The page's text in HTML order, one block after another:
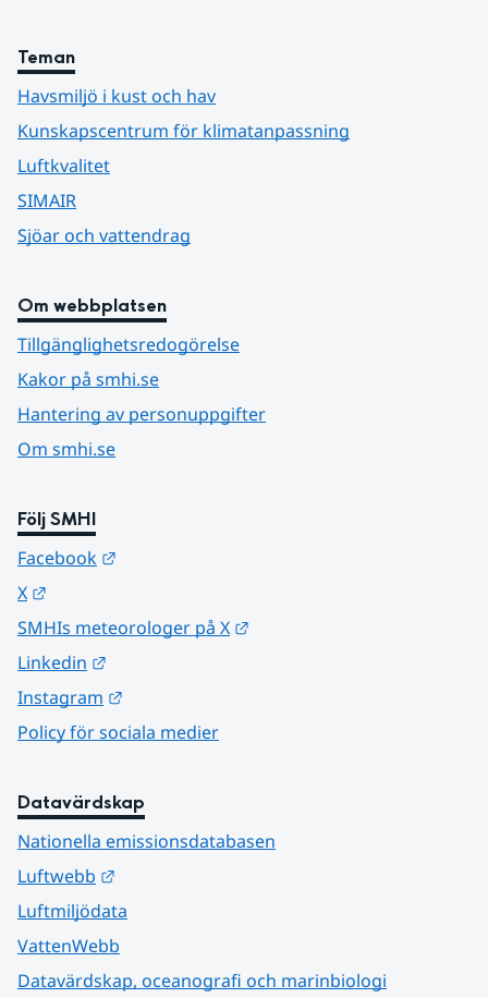
Teman
Havsmiljö i kust och hav
Kunskapscentrum för klimatanpassning
Luftkvalitet
SIMAIR
Sjöar och vattendrag
Om webbplatsen
Tillgänglighetsredogörelse
Kakor på smhi.se
Hantering av personuppgifter
Om smhi.se
Följ SMHI
Facebook
X
SMHIs meteorologer på X
Linkedin
Instagram
Policy för sociala medier
Datavärdskap
Nationella emissionsdatabasen
Luftwebb
Luftmiljödata
VattenWebb
Datavärdskap, oceanografi och marinbiologi